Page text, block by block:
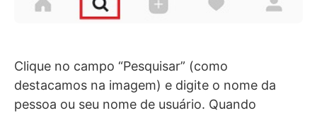
Clique no campo “Pesquisar” (como
destacamos na imagem) e digite o nome da
pessoa ou seu nome de usuário. Quando